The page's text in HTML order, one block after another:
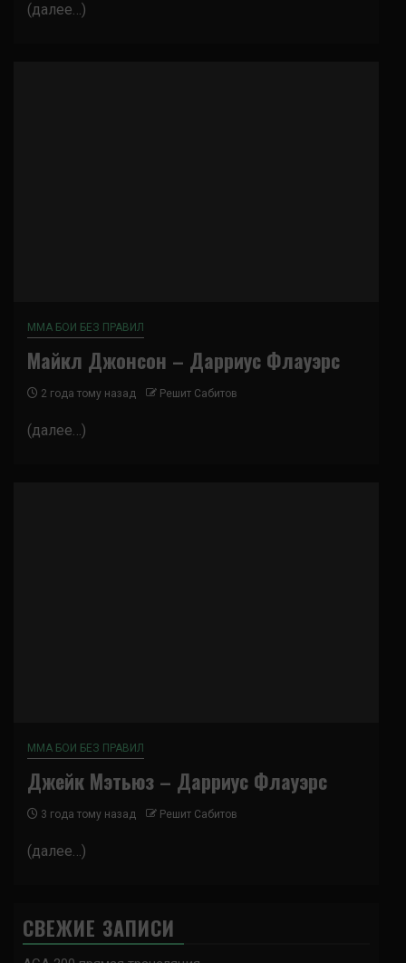
(далее…)
ММА БОИ БЕЗ ПРАВИЛ
Майкл Джонсон – Дарриус Флауэрс
2 года тому назад Решит Сабитов
(далее…)
ММА БОИ БЕЗ ПРАВИЛ
Джейк Мэтьюз – Дарриус Флауэрс
3 года тому назад Решит Сабитов
(далее…)
СВЕЖИЕ ЗАПИСИ